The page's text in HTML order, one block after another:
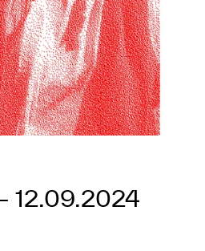
12.09.2024